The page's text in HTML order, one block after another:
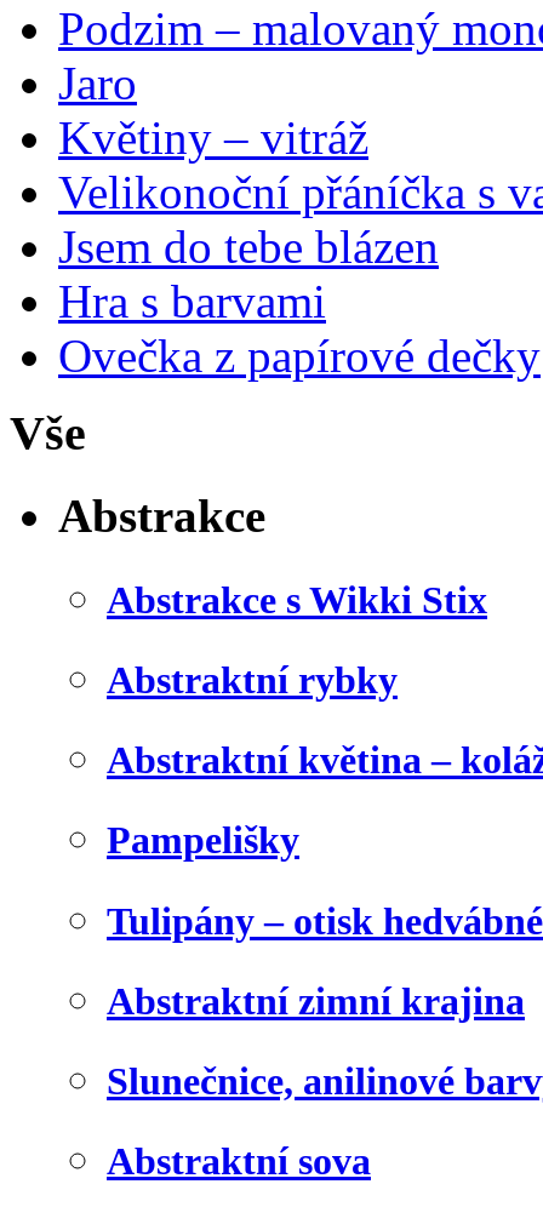
Podzim – malovaný
Jaro
Květiny – vitráž
Velikonoční přáníčka s
Jsem do tebe blázen
Hra s barvami
Ovečka z papírové dečky
Vše
Abstrakce
Abstrakce s Wikki Stix
Abstraktní rybky
Abstraktní květina –
Pampelišky
Tulipány – otisk
Abstraktní zimní krajina
Slunečnice, anilinové
Abstraktní sova